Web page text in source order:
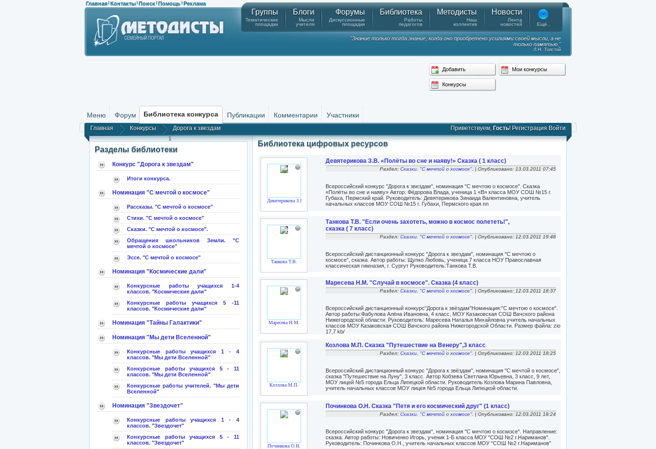
Главная | Контакты | Поиск | Помощь | Реклама
Группы
Тематические
площадки
Блоги
Мысли
учителя
Форумы
Дискуссионные
площадки
Библиотека
Работы
педагогов
Методисты
Наш
коллектив
Новости
Лента
новостей
Ещё..
"Знание только тогда знание, когда оно приобретено усилиями своей мысли, а не
только памятью."
Л.Н. Толстой
Добавить Мои конкурсы
Конкурсы
Меню Форум Библиотека конкурса Публикации Комментарии Участники
Главная Конкурсы Дорога к звездам Приветствуем, Гость! Регистрация Войти
1
Разделы библиотеки
Конкурс "Дорога к звездам"
Итоги конкурса.
Номинация "С мечтой о космосе"
Рассказы. "С мечтой о космосе"
Стихи. "С мечтой о космосе"
Сказки. "С мечтой о космосе".
Обращения школьников Земли. "С
мечтой о космосе"
Эссе. "С мечтой о космосе"
Номинация "Космические дали"
Конкурсные работы учащихся 1-4
классов. "Космические дали"
Конкурсные работы учащихся 5 -11
классов. "Космические дали"
Номинация "Тайны Галактики"
Номинация "Мы дети Вселенной"
Конкурсные работы учащихся 1 - 4
классов. "Мы дети Вселенной"
Конкурсные работы учащихся 5 - 11
классов. "Мы дети Вселенной"
Конкурсные работы учителей. "Мы дети
Вселенной"
Номинация "Звездочет"
Конкурсные работы учащихся 1 - 4
классов. "Звездочет"
Конкурсные работы учащихся 5 - 11
классов. "Звездочет"
Библиотека цифровых ресурсов
Девятерикова З.В.
Девятерикова З.В. «Полёты во сне и наяву!» Сказка ( 1 класс)
Раздел: Сказки. "С мечтой о космосе". | Опубликовано: 13.03.2011 07:45
Всероссийский конкурс "Дорога к звездам", номинация "С мечтою о космосе". Сказка
«Полёты во сне и наяву» Автор: Фёдорова Влада, ученица 1 «В» класса МОУ СОШ №15 г.
Губаха, Пермский край. Руководитель: Девятерикова Зинаида Валентиновна, учитель
начальных классов МОУ СОШ №15 г. Губахи, Пермского края.nn
Танкова Т.В.
Танкова Т.В. "Если очень захотеть, можно в космос полететь!",
сказка ( 7 класс)
Раздел: Сказки. "С мечтой о космосе". | Опубликовано: 12.03.2011 19:48
Всероссийский дистанционный конкурс "Дорога к звездам", номинация "С мечтою о
космосе", сказка. Автор работы: Щупко Любовь, ученица 7 класса НОУ Православная
классическая гимназия, г. Сургут Руководитель:Танкова Т.В.
Маресева Н.М.
Маресева Н.М. "Случай в космосе". Сказка (4 класс)
Раздел: Сказки. "С мечтой о космосе". | Опубликовано: 12.03.2011 18:37
Всероссийский дистанционный конкурс"Дорога к звёздам"Номинация:"С мечтою о космосе".
Автор работы:Фабулова Алёна Ивановна, 4 класс, МОУ Казаковская СОШ Вачского района
Нижегородской области. Руководитель: Маресева Наталья Михайловна учитель начальных
классов МОУ Казаковская СОШ Вачского района Нижегородской Области. Размер файла: zio
17,7 kb/
Козлова М.П.
Козлова М.П. Сказка "Путешествие на Венеру",3 класс
Раздел: Сказки. "С мечтой о космосе". | Опубликовано: 12.03.2011 18:25
Всероссийский дистанционный конкурс "Дорога к звёздам", номинация "С мечтой о космосе",
сказка "Путешествие на Луну", 3 класс. Автор Кобзева Светлана Юрьевна, 3 класс, 9 лет,
МОУ лицей №5 города Ельца Липецкой области. Руководитель Козлова Марина Павловна,
учитель начальных классов МОУ лицея №5 города Ельца Липецкой области.
Починкова О.Н.
Починкова О.Н. Сказка "Петя и его космический друг" (1 класс)
Раздел: Сказки. "С мечтой о космосе". | Опубликовано: 12.03.2011 18:24
Всероссийский конкурс "Дорога к звездам", номинация "С мечтою о космосе". Направление:
сказка. Автор работы: Новиченко Игорь, ученик 1-Б класса МОУ "СОШ №2 г.Нариманов".
Руководитель: Починкова О.Н., учитель начальных классов МОУ "СОШ №2 г.Нариманов"